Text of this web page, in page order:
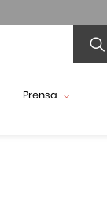
Prensa